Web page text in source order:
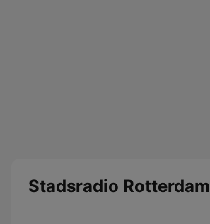
Stadsradio Rotterdam